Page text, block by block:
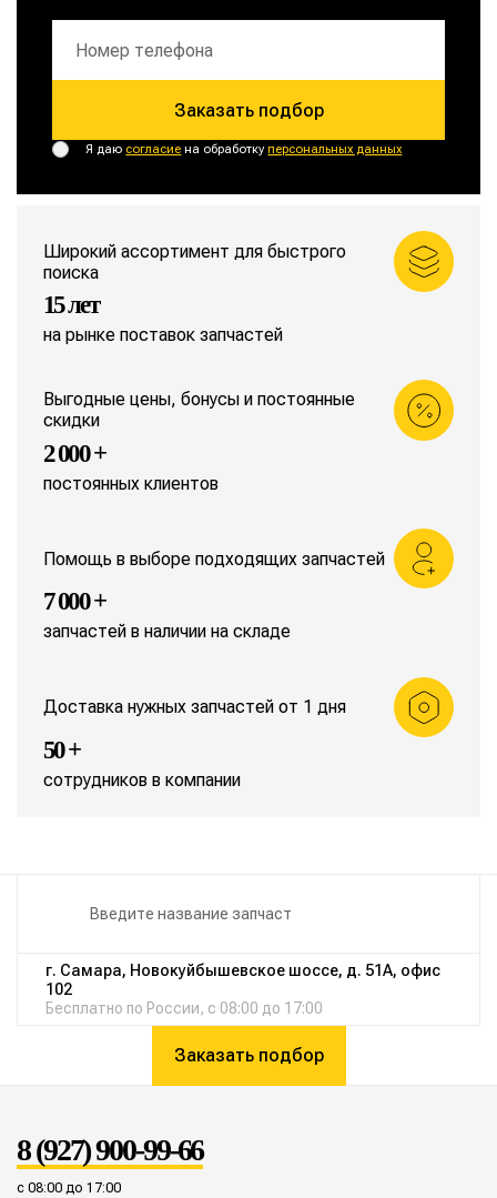
Заказать подбор
Я даю согласие на обработкуперсональных данных
Широкий ассортимент для быстрого
поиска
15 лет
на рынке поставок запчастей
Выгодные цены, бонусы и постоянные
скидки
2 000 +
постоянных клиентов
Помощь в выборе подходящих запчастей
7 000 +
запчастей в наличии на складе
Доставка нужных запчастей от 1 дня
50 +
сотрудников в компании
г. Самара, Новокуйбышевское шоссе, д. 51А, офис
102
Бесплатно по России, с 08:00 до 17:00
Заказать подбор
8 (927) 900-99-66
с 08:00 до 17:00